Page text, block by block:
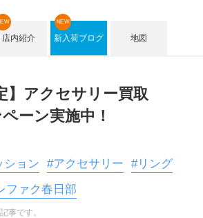
店内紹介 新入荷ブログ
NEW
地図
】アクセサリー買取
ーン実施中！
ション #アクセサリー
#リング
ファク春日部
事です。